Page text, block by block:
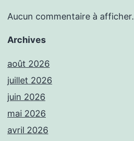
Aucun commentaire à afficher.
Archives
août 2026
juillet 2026
juin 2026
mai 2026
avril 2026